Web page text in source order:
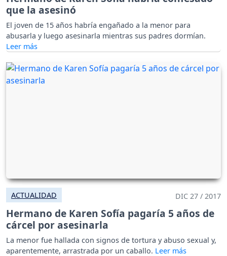
que la asesinó
El joven de 15 años habría engañado a la menor para
abusarla y luego asesinarla mientras sus padres dormían.
ACTUALIDAD DIC 27 / 2017
Hermano de Karen Sofía pagaría 5 años de
cárcel por asesinarla
La menor fue hallada con signos de tortura y abuso sexual y,
aparentemente, arrastrada por un caballo.